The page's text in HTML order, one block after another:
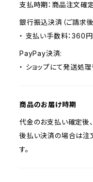
支払時期：商品注文確
銀行振込決済（ご請求
・ 支払い手数料：360円
PayPay決済:
・ ショップにて発送処
商品のお届け時期
代金のお支払い確定後
後払い決済の場合は注
す。